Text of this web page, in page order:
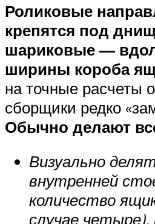
Роликовые
крепятся под
шариковые —
ширины короба
на точные расчеты
сборщики редко
Обычно делают
Визуально
внутренней
количество
случае